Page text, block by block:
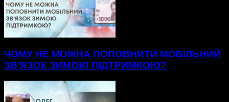
ЧОМУ НЕ МОЖНА ПОПОВНИТИ МОБІЛЬНИЙ
ЗВ’ЯЗОК ЗИМОЮ ПІДТРИМКОЮ?